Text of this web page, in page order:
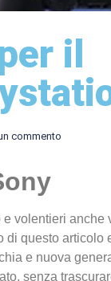
il
commento
volentieri anche
di questo
e nuova
senza